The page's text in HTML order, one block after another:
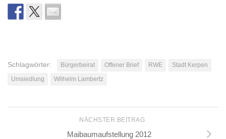
Schlagwörter: Bürgerbeirat Offener Brief RWE
Stadt Kerpen
Umsiedlung
Wilhelm Lambertz
NÄCHSTER BEITRAG
Maibaumaufstellung 2012